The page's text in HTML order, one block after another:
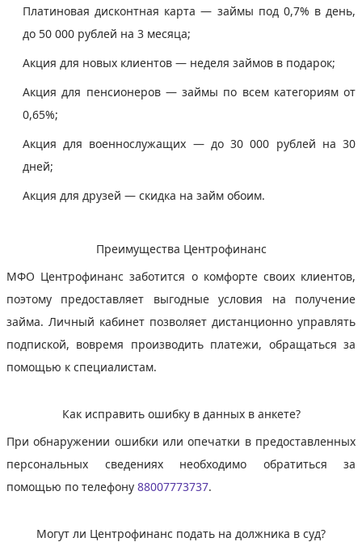
Платиновая дисконтная карта — займы под 0,7% в день,
до 50 000 рублей на 3 месяца;
Акция для новых клиентов — неделя займов в подарок;
Акция для пенсионеров — займы по всем категориям от
0,65%;
Акция для военнослужащих — до 30 000 рублей на 30
дней;
Акция для друзей — скидка на займ обоим.
Преимущества Центрофинанс
МФО Центрофинанс заботится о комфорте своих клиентов,
поэтому предоставляет выгодные условия на получение
займа. Личный кабинет позволяет дистанционно управлять
подпиской, вовремя производить платежи, обращаться за
помощью к специалистам.
Как исправить ошибку в данных в анкете?
При обнаружении ошибки или опечатки в предоставленных
персональных сведениях необходимо обратиться за
помощью по телефону 88007773737.
Могут ли Центрофинанс подать на должника в суд?